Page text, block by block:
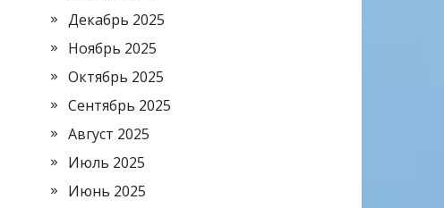
Декабрь 2025
Ноябрь 2025
Октябрь 2025
Сентябрь 2025
Август 2025
Июль 2025
Июнь 2025